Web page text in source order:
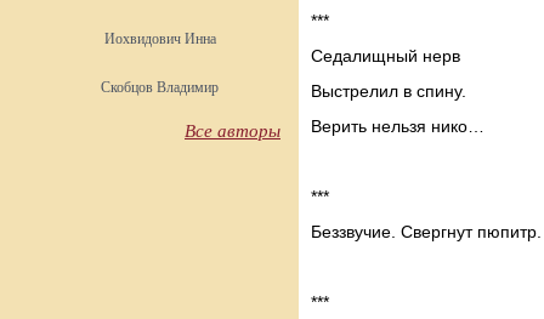
Иохвидович Инна
Скобцов Владимир
Все авторы
***
Седалищный нерв
Выстрелил в спину.
Верить нельзя нико…
***
Беззвучие. Свергнут пюпитр.
***